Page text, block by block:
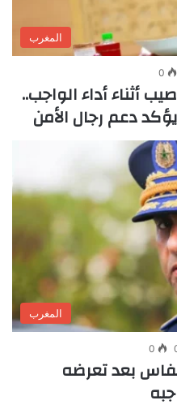
المغرب
0
أثناء أداء الواجب..
دعم رجال الأمن
المغرب
0
بعد تعرضه